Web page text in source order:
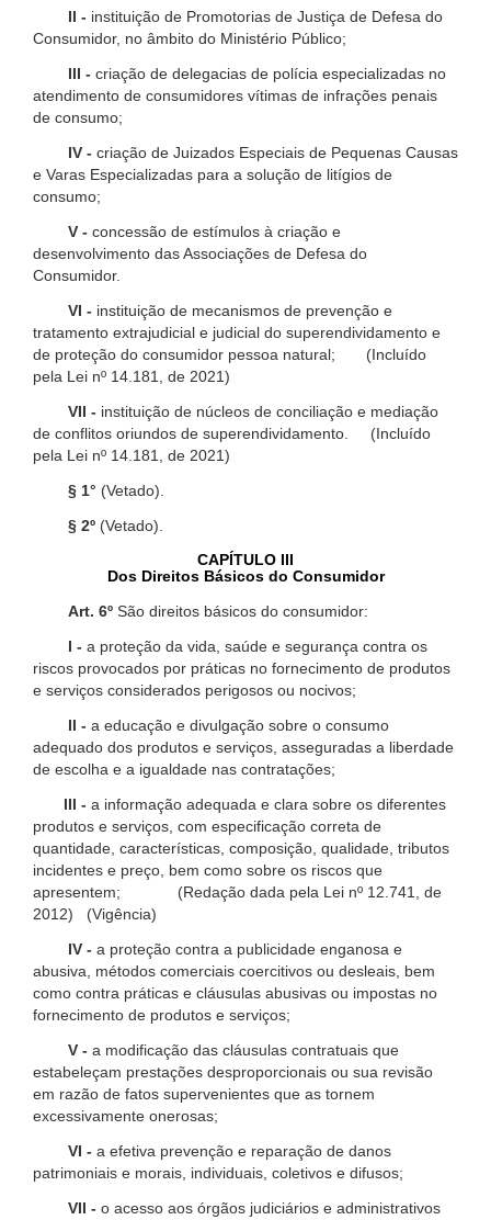
II - instituição de Promotorias de Justiça de Defesa do
Consumidor, no âmbito do Ministério Público;
III - criação de delegacias de polícia especializadas no
atendimento de consumidores vítimas de infrações penais
de consumo;
IV - criação de Juizados Especiais de Pequenas Causas
e Varas Especializadas para a solução de litígios de
consumo;
V - concessão de estímulos à criação e
desenvolvimento das Associações de Defesa do
Consumidor.
VI - instituição de mecanismos de prevenção e
tratamento extrajudicial e judicial do superendividamento e
de proteção do consumidor pessoa natural; (Incluído
pela Lei nº 14.181, de 2021)
VII - instituição de núcleos de conciliação e mediação
de conflitos oriundos de superendividamento. (Incluído
pela Lei nº 14.181, de 2021)
§ 1° (Vetado).
§ 2º (Vetado).
CAPÍTULO III
Dos Direitos Básicos do Consumidor
Art. 6º São direitos básicos do consumidor:
I - a proteção da vida, saúde e segurança contra os
riscos provocados por práticas no fornecimento de produtos
e serviços considerados perigosos ou nocivos;
II - a educação e divulgação sobre o consumo
adequado dos produtos e serviços, asseguradas a liberdade
de escolha e a igualdade nas contratações;
III - a informação adequada e clara sobre os diferentes
produtos e serviços, com especificação correta de
quantidade, características, composição, qualidade, tributos
incidentes e preço, bem como sobre os riscos que
apresentem; (Redação dada pela Lei nº 12.741, de
2012) (Vigência)
IV - a proteção contra a publicidade enganosa e
abusiva, métodos comerciais coercitivos ou desleais, bem
como contra práticas e cláusulas abusivas ou impostas no
fornecimento de produtos e serviços;
V - a modificação das cláusulas contratuais que
estabeleçam prestações desproporcionais ou sua revisão
em razão de fatos supervenientes que as tornem
excessivamente onerosas;
VI - a efetiva prevenção e reparação de danos
patrimoniais e morais, individuais, coletivos e difusos;
VII - o acesso aos órgãos judiciários e administrativos